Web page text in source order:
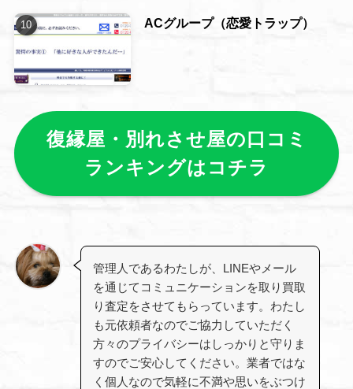
ACグループ（恋愛トラップ）
復縁屋・別れさせ屋の口コミ
ランキングはコチラ
管理人であるわたしが、LINEやメール
を通じてコミュニケーションを取り買取
り査定をさせてもらっています。わたし
も元依頼者なのでご協力していただく
方々のプライバシーはしっかりと守りま
すのでご安心してください。業者ではな
く個人なので気軽に不満や思いをぶつけ